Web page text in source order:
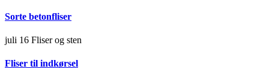
Sorte betonfliser
juli 16 Fliser og sten
Fliser til indkørsel